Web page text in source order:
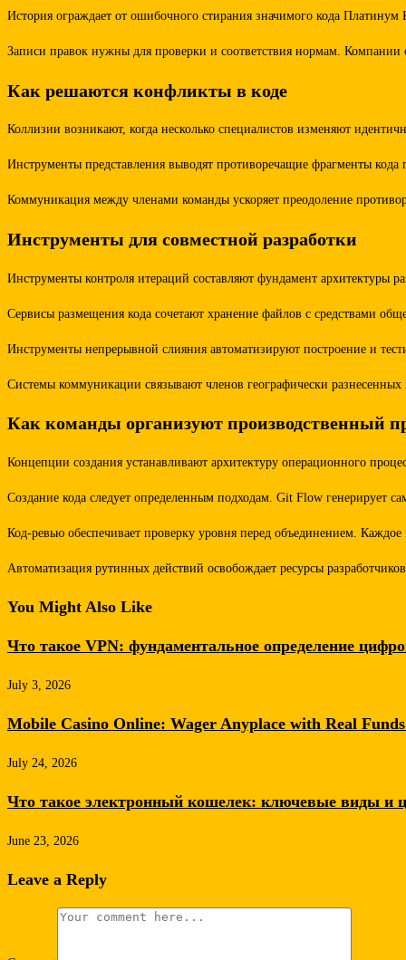
История ограждает от ошибочного стирания значимого кода
Записи правок нужны для проверки и соответствия нормам. Компании
Как решаются конфликты в коде
Коллизии возникают, когда несколько специалистов изменяют
Инструменты представления выводят противоречащие фрагменты
Коммуникация между членами команды ускоряет преодоление
Инструменты для совместной разработки
Инструменты контроля итераций составляют фундамент архитектуры
Сервисы размещения кода сочетают хранение файлов с средствами
Инструменты непрерывной слияния автоматизируют построение и
Системы коммуникации связывают членов географически
Как команды организуют производственный
Концепции создания устанавливают архитектуру операционного
Создание кода следует определенным подходам. Git Flow генерирует
Код-ревью обеспечивает проверку уровня перед объединением.
Автоматизация рутинных действий освобождает ресурсы
You Might Also Like
Что такое VPN: фундаментальное определение
July 3, 2026
Mobile Casino Online: Wager Anyplace with Real
July 24, 2026
Что такое электронный кошелек: ключевые виды и
June 23, 2026
Leave a Reply